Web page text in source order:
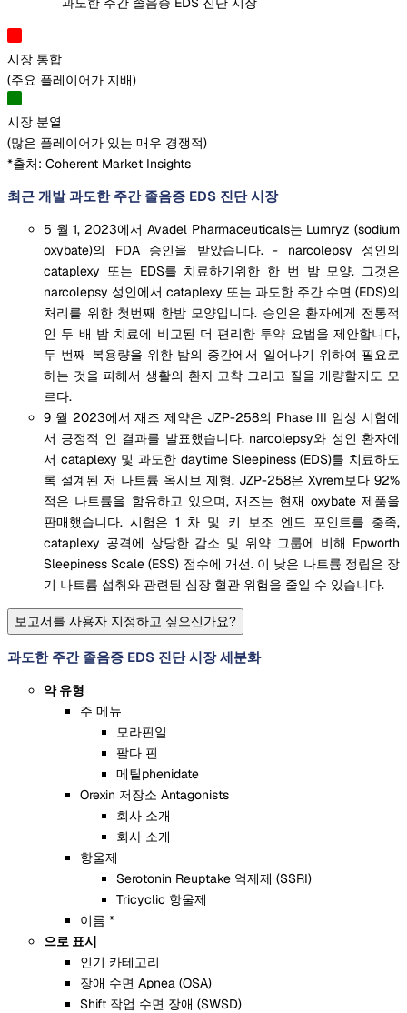
시장 통합
(주요 플레이어가 지배)
시장 분열
(많은 플레이어가 있는 매우 경쟁적)
*출처: Coherent Market Insights
최근 개발 과도한 주간 졸음증 EDS 진단 시장
5 월 1, 2023에서 Avadel Pharmaceuticals는 Lumryz (sodium
oxybate)의 FDA 승인을 받았습니다. - narcolepsy 성인의
cataplexy 또는 EDS를 치료하기위한 한 번 밤 모양. 그것은
narcolepsy 성인에서 cataplexy 또는 과도한 주간 수면 (EDS)의
처리를 위한 첫번째 한밤 모양입니다. 승인은 환자에게 전통적
인 두 배 밤 치료에 비교된 더 편리한 투약 요법을 제안합니다,
두 번째 복용량을 위한 밤의 중간에서 일어나기 위하여 필요로
하는 것을 피해서 생활의 환자 고착 그리고 질을 개량할지도 모
르다.
9 월 2023에서 재즈 제약은 JZP-258의 Phase III 임상 시험에
서 긍정적 인 결과를 발표했습니다. narcolepsy와 성인 환자에
서 cataplexy 및 과도한 daytime Sleepiness (EDS)를 치료하도
록 설계된 저 나트륨 옥시브 제형. JZP-258은 Xyrem보다 92%
적은 나트륨을 함유하고 있으며, 재즈는 현재 oxybate 제품을
판매했습니다. 시험은 1 차 및 키 보조 엔드 포인트를 충족,
cataplexy 공격에 상당한 감소 및 위약 그룹에 비해 Epworth
Sleepiness Scale (ESS) 점수에 개선. 이 낮은 나트륨 정립은 장
기 나트륨 섭취와 관련된 심장 혈관 위험을 줄일 수 있습니다.
보고서를 사용자 지정하고 싶으신가요?
과도한 주간 졸음증 EDS 진단 시장 세분화
약 유형
주 메뉴
모라핀일
팔다 핀
메틸phenidate
Orexin 저장소 Antagonists
회사 소개
회사 소개
항울제
Serotonin Reuptake 억제제 (SSRI)
Tricyclic 항울제
이름 *
으로 표시
인기 카테고리
장애 수면 Apnea (OSA)
Shift 작업 수면 장애 (SWSD)